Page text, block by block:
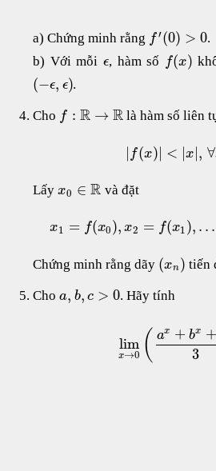
a) Chứng minh rằng f′(0) > 0.
b) Với mỗi ϵ, hàm số f(x)
(−ϵ, ϵ).
Cho f : R → Rlà hàm số liên
| f(x)| < |x|, ∀
Lấyx0 ∈ R và đặt
x1 = f(x0), x2 = f(x1), . . .
Chứng minh rằng dãy (xn) tiến
Choa, b, c > 0. Hãy tính
lim
x→0 ( ax + bx +
3